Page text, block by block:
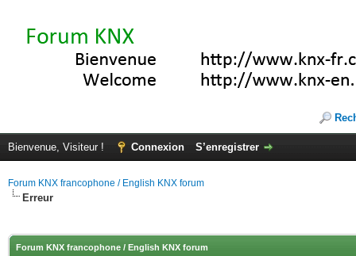
Bienvenue, Visiteur ! Connexion S’enregistrer
Forum KNX francophone / English KNX forum
Erreur
Forum KNX francophone / English KNX forum